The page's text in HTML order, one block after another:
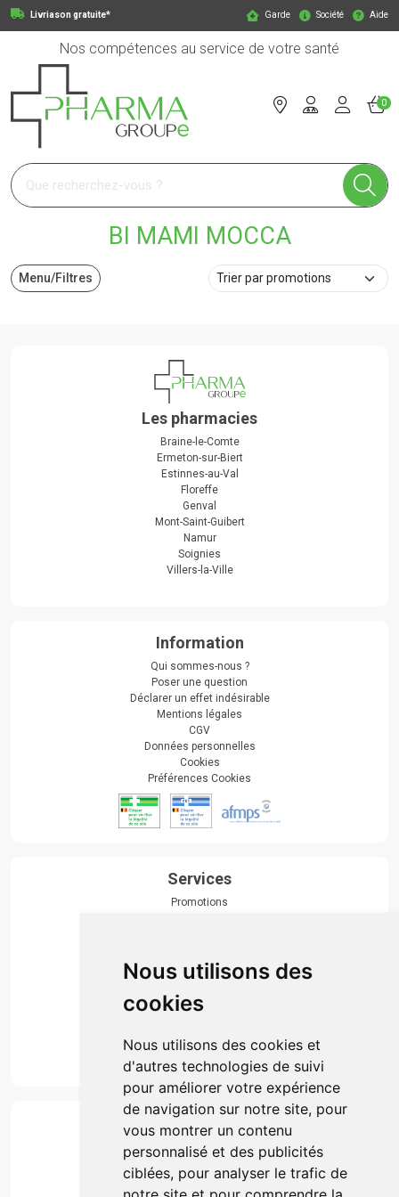
Nous utilisons des
cookies
Nous utilisons des cookies et
d'autres technologies de suivi
pour améliorer votre expérience
de navigation sur notre site, pour
vous montrer un contenu
personnalisé et des publicités
ciblées, pour analyser le trafic de
Livriason gratuite* Garde Société Aide
Nos compétences au service de votre santé
Pharmagroupe Votre pharmacie en ligne à votre service
0
BI MAMI MOCCA
Menu/Filtres
Les pharmacies
Braine-le-Comte
Ermeton-sur-Biert
Estinnes-au-Val
Floreffe
Genval
Mont-Saint-Guibert
Namur
Soignies
Villers-la-Ville
Information
Qui sommes-nous ?
Poser une question
Déclarer un effet indésirable
Mentions légales
CGV
Données personnelles
Cookies
Préférences Cookies
Services
Promotions
Actualités & conseils
Événements
Marques
Suivez-nous
Paiement
Simple, rapide et 100% sécurisé